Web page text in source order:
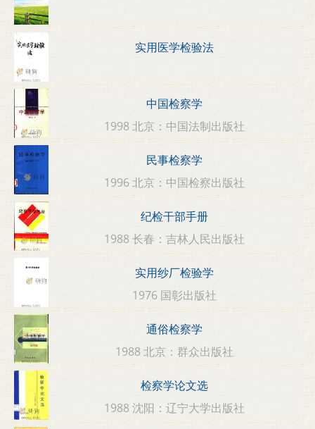
实用医学检验法
中国检察学
1998 北京：中国法制出版社
民事检察学
1996 北京：中国检察出版社
纪检干部手册
1988 长春：吉林人民出版社
实用纱厂检验学
1976 国彰出版社
通俗检察学
1988 北京：群众出版社
检察学论文选
1988 沈阳：辽宁大学出版社